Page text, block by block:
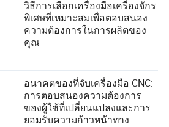
วิธีการเลือกเครื่องมือเครื่องจักร
พิเศษที่เหมาะสมเพื่อตอบสนอง
ความต้องการในการผลิตของ
คุณ
อนาคตของที่จับเครื่องมือ CNC:
การตอบสนองความต้องการ
ของผู้ใช้ที่เปลี่ยนแปลงและการ
ยอมรับความก้าวหน้าทาง